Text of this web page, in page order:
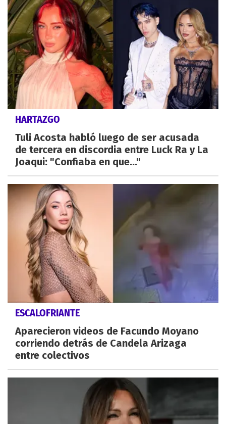
HARTAZGO
Tuli Acosta habló luego de ser acusada
de tercera en discordia entre Luck Ra y La
Joaqui: "Confiaba en que..."
ESCALOFRIANTE
Aparecieron videos de Facundo Moyano
corriendo detrás de Candela Arizaga
entre colectivos